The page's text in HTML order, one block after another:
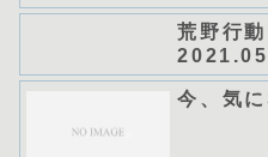
荒野行
今、気